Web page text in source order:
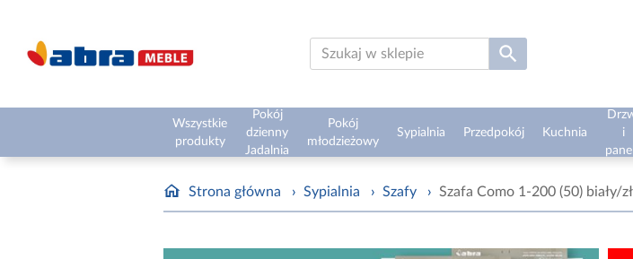
Wszystkie
produkty
Pokój
dzienny
Jadalnia
Pokój
młodzieżowy
Sypialnia Przedpokój Kuchnia
i
Strona główna › Sypialnia › Szafy › Szafa Como 1-200 (50) biały/